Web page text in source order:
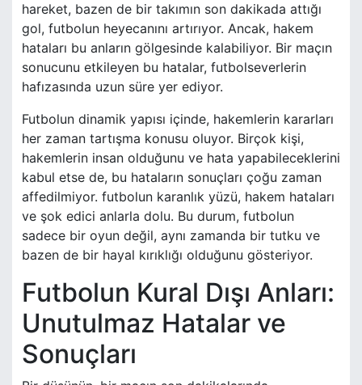
hareket, bazen de bir takımın son dakikada attığı
gol, futbolun heyecanını artırıyor. Ancak, hakem
hataları bu anların gölgesinde kalabiliyor. Bir maçın
sonucunu etkileyen bu hatalar, futbolseverlerin
hafızasında uzun süre yer ediyor.
Futbolun dinamik yapısı içinde, hakemlerin kararları
her zaman tartışma konusu oluyor. Birçok kişi,
hakemlerin insan olduğunu ve hata yapabileceklerini
kabul etse de, bu hataların sonuçları çoğu zaman
affedilmiyor. futbolun karanlık yüzü, hakem hataları
ve şok edici anlarla dolu. Bu durum, futbolun
sadece bir oyun değil, aynı zamanda bir tutku ve
bazen de bir hayal kırıklığı olduğunu gösteriyor.
Futbolun Kural Dışı Anları:
Unutulmaz Hatalar ve
Sonuçları